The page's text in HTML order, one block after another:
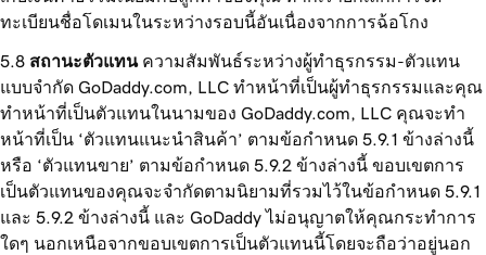
ทะเบียนชื่อโดเมนในระหว่างรอบนี้อันเนื่องจากการฉ้อโกง
สถานะตัวแทนความสัมพันธ์ระหว่างผู้ทำธุรกรรม-ตัวแทน
แบบจำกัด GoDaddy.com, LLC ทำหน้าที่เป็นผู้ทำธุรกรรมและคุณ
ทำหน้าที่เป็นตัวแทนในนามของ GoDaddy.com, LLC คุณจะทำ
หน้าที่เป็น ‘ตัวแทนแนะนำสินค้า’ ตามข้อกำหนด 5.9.1 ข้างล่างนี้
หรือ ‘ตัวแทนขาย’ ตามข้อกำหนด 5.9.2 ข้างล่างนี้ ขอบเขตการ
เป็นตัวแทนของคุณจะจำกัดตามนิยามที่รวมไว้ในข้อกำหนด 5.9.1
และ 5.9.2 ข้างล่างนี้ และ GoDaddy ไม่อนุญาตให้คุณกระทำการ
ใดๆ นอกเหนือจากขอบเขตการเป็นตัวแทนนี้โดยจะถือว่าอยู่นอก